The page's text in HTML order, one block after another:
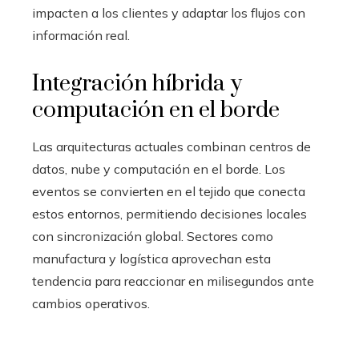
impacten a los clientes y adaptar los flujos con
información real.
Integración híbrida y
computación en el borde
Las arquitecturas actuales combinan centros de
datos, nube y computación en el borde. Los
eventos se convierten en el tejido que conecta
estos entornos, permitiendo decisiones locales
con sincronización global. Sectores como
manufactura y logística aprovechan esta
tendencia para reaccionar en milisegundos ante
cambios operativos.